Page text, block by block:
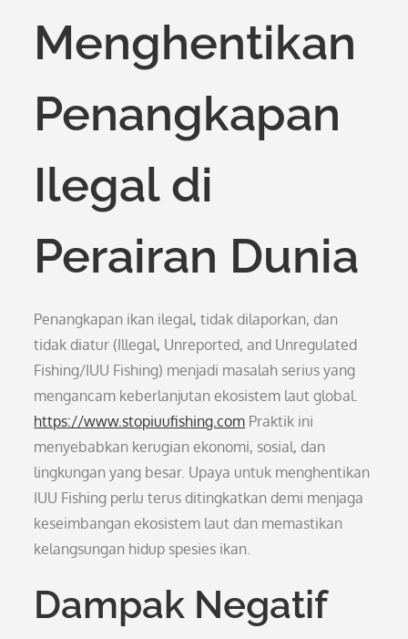
Menghentikan
Penangkapan
Ilegal di
Perairan Dunia
Penangkapan ikan ilegal, tidak dilaporkan, dan
tidak diatur (Illegal, Unreported, and Unregulated
Fishing/IUU Fishing) menjadi masalah serius yang
mengancam keberlanjutan ekosistem laut global.
https://www.stopiuufishing.com Praktik ini
menyebabkan kerugian ekonomi, sosial, dan
lingkungan yang besar. Upaya untuk menghentikan
IUU Fishing perlu terus ditingkatkan demi menjaga
keseimbangan ekosistem laut dan memastikan
kelangsungan hidup spesies ikan.
Dampak Negatif